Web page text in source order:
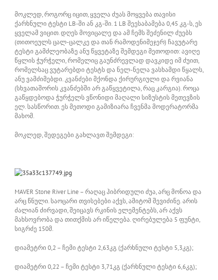
მოკლედ, როგორც იცით, ყველა ძუას მოყვება თავისი
ქარხნული ტესტი LB-ში ან კგ-ში. 1 LB შეესაბამება 0,45 კგ-ს, ეს
ყველამ ვიცით. დღეს მოვიცალე და ამ ჩემს შეძენილ ძუებს
(თითოეულს ცალ-ცალკე და თან რამოდენიმეჯერ) ჩავუტარე
ტესტი გამძლეობაზე ანუ წყვეტაზე შემდეგი მეთოდით: ავიღე
წყლის ჭურჭელი, რომელიც გაუნძრევლად დავკიდე იმ ძუით,
რომელსაც ვუტარებდი ტესტს და ნელ-ნელა ვასხამდი წყალს,
ანუ ვამძიმებდი. კვანძები მქონდა ქირურგიული და რვიანა
(სხვათაშორის კვანძებში არ გაწყვეტილა, რაც კარგია). როცა
გაწყდებოდა ჭურჭელს ვწონიდი მაღალი სიზუსტის მეთევზის
ელ. სასწორით. ეს მეთოდი გამიზიარა ჩვენმა მოდერატორმა
მახომ.
მოკლედ, შედეგები გახლავთ შემდეგი:
MAVER Stone River Line – რაღაც ჰიბრიდული ძუა, არც მონოა და
არც წნული. საოცარი თვისებები აქვს, ამიტომ შევიძინე. არის
ძალიან ძირვადი, შეიცავს რკინის ელემენტებს, არ აქვს
მახსოვრობა და თითქმის არ იწელება. ღირებულება 5 ფუნტი,
სიგრძე 150მ.
დიამეტრი 0,2 – ჩემი ტესტი 2,63კგ (ქარხნული ტესტი 5,3კგ);
დიამეტრი 0,22 – ჩემი ტესტი 3,71კგ (ქარხნული ტესტი 6,6კგ);